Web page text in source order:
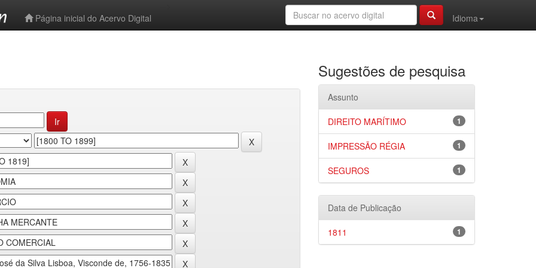
Página inicial do Acervo Digital
Idioma
Sugestões de pesquisa
Assunto
1
DIREITO MARÍTIMO
1
IMPRESSÃO RÉGIA
1
SEGUROS
Data de Publicação
1
1811